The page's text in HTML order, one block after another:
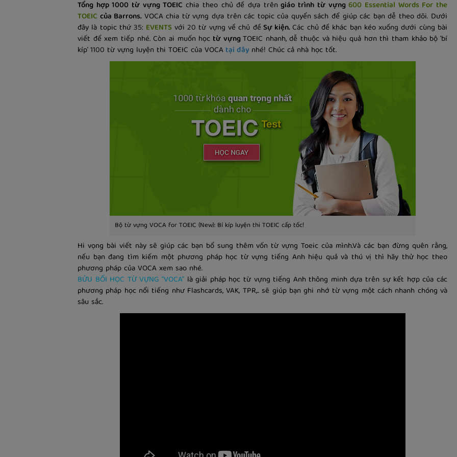
Tổng hợp 1000 từ vựng TOEICchia theo chủ đề dựa trêngiáo trình từ vựng600 Essential Words For the
TOEIC của Barrons.VOCA chia từ vựng dựa trên các topic của quyển sách để giúp các bạn dễ theo dõi. Dưới
đây là topic thứ 35: EVENTSvới 20 từ vựng về chủ đềSự kiện.Các chủ đề khác bạn kéo xuống dưới cùng bài
viết để xem tiếp nhé. Còn ai muốn học từ vựngTOEIC nhanh, dễ thuộc và hiệu quả hơn thì tham khảo bộ 'bí
kíp' 1100 từ vựng luyện thi TOEIC của VOCAtại đây nhé! Chúc cả nhà học tốt.
Bộ từ vựng VOCA for TOEIC (New): Bí kíp luyện thi TOEIC cấp tốc!
Hi vọng bài viết này sẽ giúp các bạn bổ sung thêm vốn từ vựng Toeic của mình.Và các bạn đừng quên rằng,
nếu bạn đang tìm kiếm một phương pháp học từ vựng tiếng Anh hiệu quả và thú vị thì hãy thử học theo
phương pháp của VOCA xem sao nhé.
BỬU BỐI HỌC TỪ VỰNG "VOCA"là giải pháp học từ vựng tiếng Anh thông minh dựa trên sự kết hợp của các
phương pháp học nổi tiếng như Flashcards, VAK, TPR,.. sẽ giúp bạn ghi nhớ từ vựng một cách nhanh chóng và
sâu sắc.